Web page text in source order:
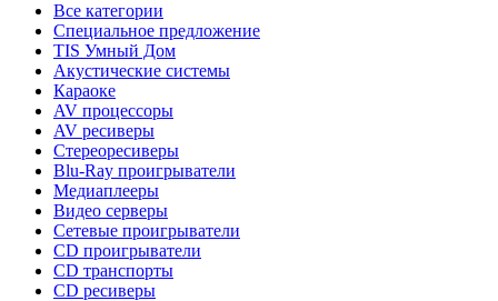
Все категории
Специальное предложение
TIS Умный Дом
Акустические системы
Караоке
AV процессоры
AV ресиверы
Стереоресиверы
Blu-Ray проигрыватели
Медиаплееры
Видео серверы
Сетевые проигрыватели
CD проигрыватели
CD транспорты
CD ресиверы